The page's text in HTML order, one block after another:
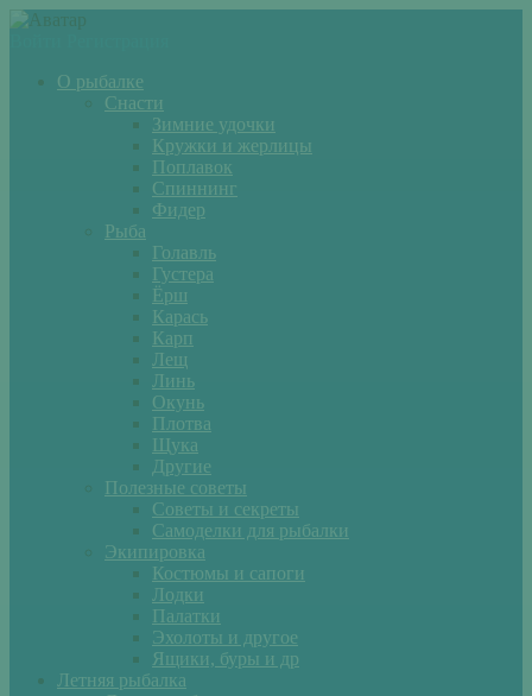
О рыбалке
Снасти
Зимние удочки
Кружки и жерлицы
Поплавок
Спиннинг
Фидер
Рыба
Голавль
Густера
Ёрш
Карась
Карп
Лещ
Линь
Окунь
Плотва
Щука
Другие
Полезные советы
Советы и секреты
Самоделки для рыбалки
Экипировка
Костюмы и сапоги
Лодки
Палатки
Эхолоты и другое
Ящики, буры и др
Летняя рыбалка